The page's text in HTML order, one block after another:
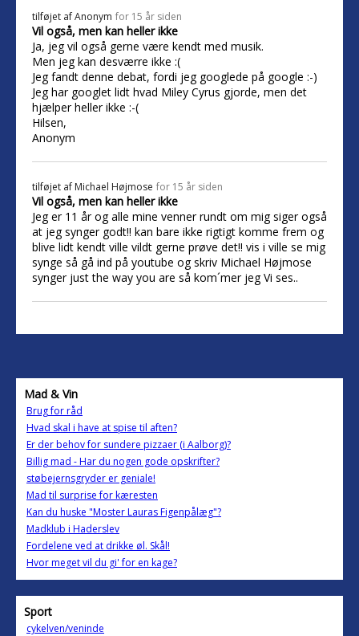
tilføjet afAnonym for 15 år siden
Vil også, men kan heller ikke
Ja, jeg vil også gerne være kendt med musik.
Men jeg kan desværre ikke :(
Jeg fandt denne debat, fordi jeg googlede på google :-)
Jeg har googlet lidt hvad Miley Cyrus gjorde, men det
hjælper heller ikke :-(
Hilsen,
Anonym
tilføjet af Michael Højmose for 15 år siden
Vil også, men kan heller ikke
Jeg er 11 år og alle mine venner rundt om mig siger også
at jeg synger godt!! kan bare ikke rigtigt komme frem og
blive lidt kendt ville vildt gerne prøve det!! vis i ville se mig
synge så gå ind på youtube og skriv Michael Højmose
synger just the way you are så kom´mer jeg Vi ses..
Mad & Vin
Brug for råd
Hvad skal i have at spise til aften?
Er der behov for sundere pizzaer (i Aalborg)?
Billig mad - Har du nogen gode opskrifter?
støbejernsgryder er geniale!
Mad til surprise for kæresten
Kan du huske "Moster Lauras Figenpålæg"?
Madklub i Haderslev
Fordelene ved at drikke øl. Skål!
Hvor meget vil du gi' for en kage?
Sport
cykelven/veninde